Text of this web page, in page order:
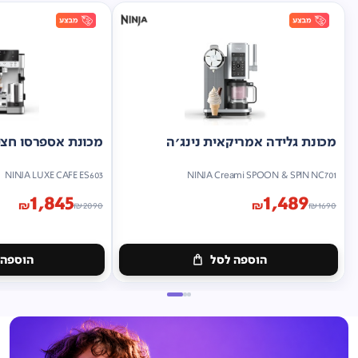
מכונת גלידה אמריקאית נינג'ה
NINJA Creami SPOON & SPIN NC701
₪1690
₪1,489
הוספה לסל
מכונת אספרסו
NINJA LUXE CAFE ES603
₪2090
₪1,845